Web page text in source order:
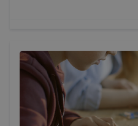
506131203
Képzés időtartama